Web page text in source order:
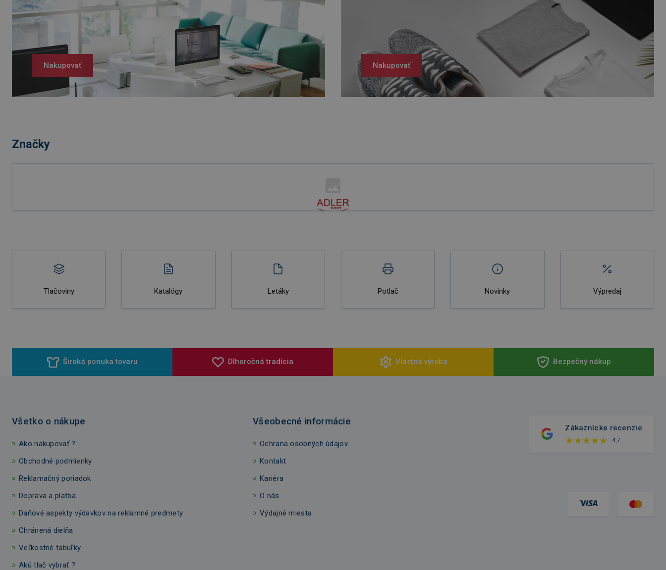
Nakupovať Nakupovať
Značky
Tlačoviny Katalógy Letáky Potlač Novinky Výpredaj
Široká ponuka tovaru Dlhoročná tradícia Vlastná výroba Bezpečný nákup
Všetko o nákupe
Ako nakupovať ?
Obchodné podmienky
Reklamačný poriadok
Doprava a platba
Daňové aspekty výdavkov na reklamné predmety
Chránená dielňa
Veľkostné tabuľky
Akú tlač vybrať ?
Všeobecné informácie
Ochrana osobných údajov
Kontakt
Kariéra
O nás
Výdajné miesta
Zákaznícke recenzie
4,7